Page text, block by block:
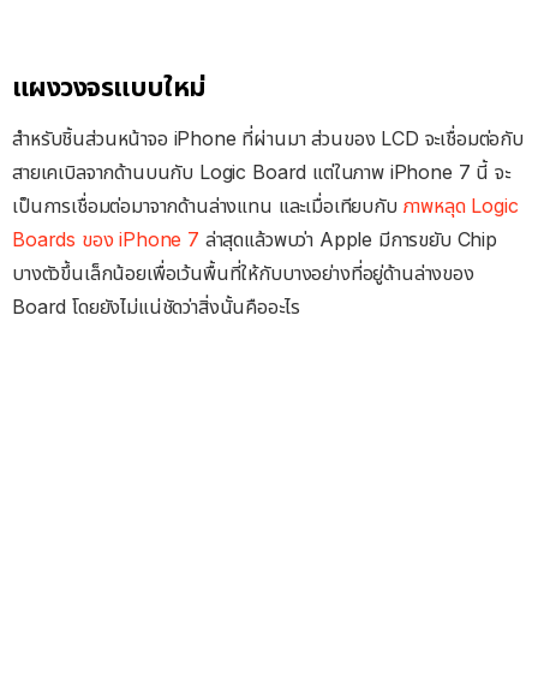
แผงวงจรแบบใหม่
สำหรับชิ้นส่วนหน้าจอ iPhone ที่ผ่านมา ส่วนของ LCD จะเชื่อมต่อกับ
สายเคเบิลจากด้านบนกับ Logic Board แต่ในภาพ iPhone 7 นี้ จะ
เป็นการเชื่อมต่อมาจากด้านล่างแทน และเมื่อเทียบกับ ภาพหลุด Logic
Boards ของ iPhone 7 ล่าสุดแล้วพบว่า Apple มีการขยับ Chip
บางตัวขึ้นเล็กน้อยเพื่อเว้นพื้นที่ให้กับบางอย่างที่อยู่ด้านล่างของ
Board โดยยังไม่แน่ชัดว่าสิ่งนั้นคืออะไร